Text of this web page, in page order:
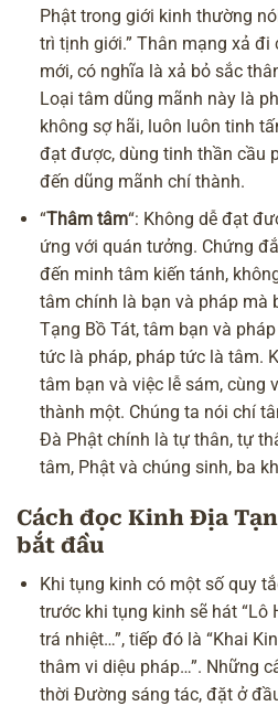
Phật trong giới kinh thường
trì tịnh giới.” Thân mạng xả
mới, có nghĩa là xả bỏ sắc
Loại tâm dũng mãnh này là
không sợ hãi, luôn luôn tinh
đạt được, dùng tinh thần cầu
đến dũng mãnh chí thành.
“Thâm tâm“: Không dễ đạt
ứng với quán tưởng. Chứng
đến minh tâm kiến tánh,
tâm chính là bạn và pháp mà
Tạng Bồ Tát, tâm bạn và
tức là pháp, pháp tức là tâm.
tâm bạn và việc lễ sám, cùng
thành một. Chúng ta nói chí
Đà Phật chính là tự thân, tự
tâm, Phật và chúng sinh, ba
Cách đọc Kinh Địa
bắt đầu
Khi tụng kinh có một số quy
trước khi tụng kinh sẽ hát “Lô
trá nhiệt…”, tiếp đó là “Khai
thâm vi diệu pháp…”. Những
thời Đường sáng tác, đặt ở